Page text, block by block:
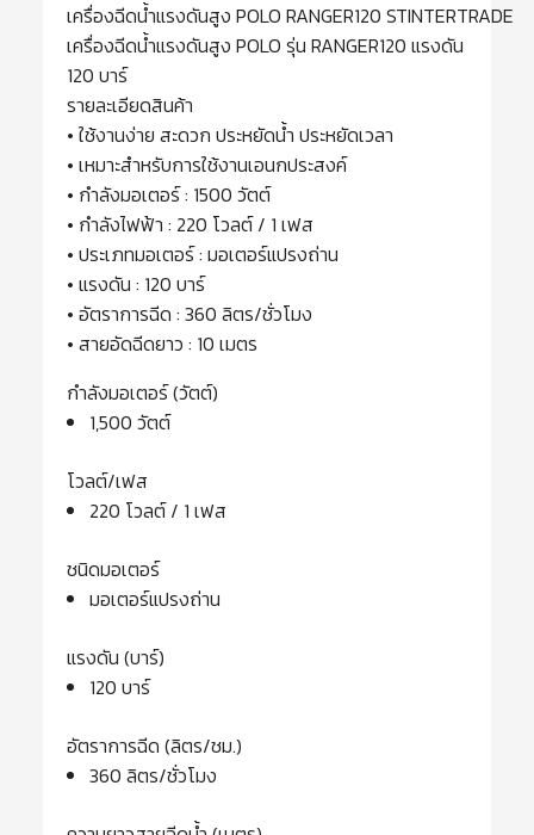
เครื่องฉีดน้ำแรงดันสูง POLO RANGER120 STINTERTRADE
เครื่องฉีดน้ำแรงดันสูง POLO รุ่น RANGER120 แรงดัน
120 บาร์
รายละเอียดสินค้า
• ใช้งานง่าย สะดวก ประหยัดน้ำ ประหยัดเวลา
• เหมาะสำหรับการใช้งานเอนกประสงค์
• กำลังมอเตอร์ : 1500 วัตต์
• กำลังไฟฟ้า : 220 โวลต์ / 1 เฟส
• ประเภทมอเตอร์ : มอเตอร์แปรงถ่าน
• แรงดัน : 120 บาร์
• อัตราการฉีด : 360 ลิตร/ชั่วโมง
• สายอัดฉีดยาว : 10 เมตร
กำลังมอเตอร์ (วัตต์)
1,500 วัตต์
โวลต์/เฟส
220 โวลต์ / 1 เฟส
ชนิดมอเตอร์
มอเตอร์แปรงถ่าน
แรงดัน (บาร์)
120 บาร์
อัตราการฉีด (ลิตร/ชม.)
360 ลิตร/ชั่วโมง